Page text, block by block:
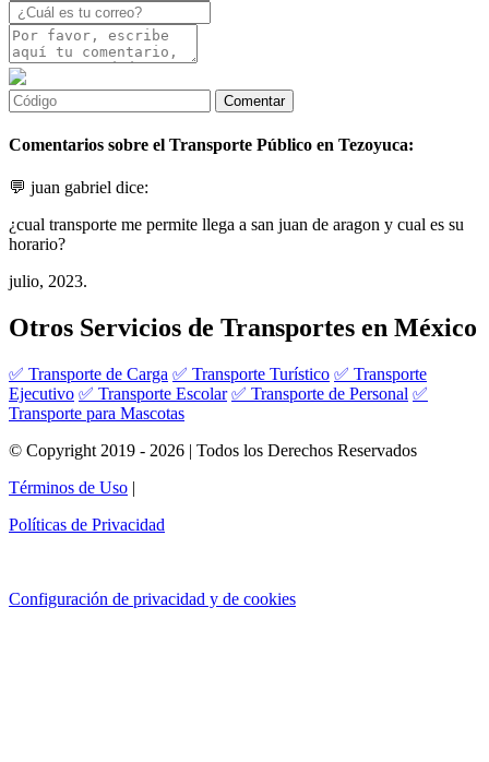
Comentarios sobre el Transporte Público en Tezoyuca:
💬 juan gabriel dice:
¿cual transporte me permite llega a san juan de aragon y cual es su
horario?
julio, 2023.
Otros Servicios de Transportes en México
✅ Transporte de Carga ✅ Transporte Turístico ✅ Transporte
Ejecutivo ✅ Transporte Escolar ✅ Transporte de Personal ✅
Transporte para Mascotas
© Copyright 2019 - 2026 | Todos los Derechos Reservados
Términos de Uso |
Políticas de Privacidad
Configuración de privacidad y de cookies